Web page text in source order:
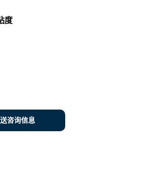
度
咨询信息